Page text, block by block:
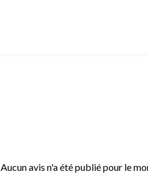
Aucun avis n'a été publié pour le